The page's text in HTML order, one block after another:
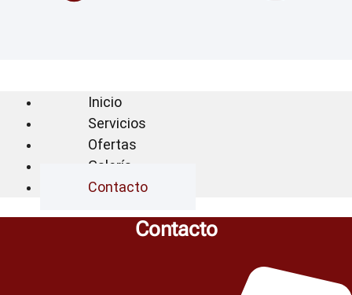
Inicio
Servicios
Ofertas
Galería
Contacto
Contacto